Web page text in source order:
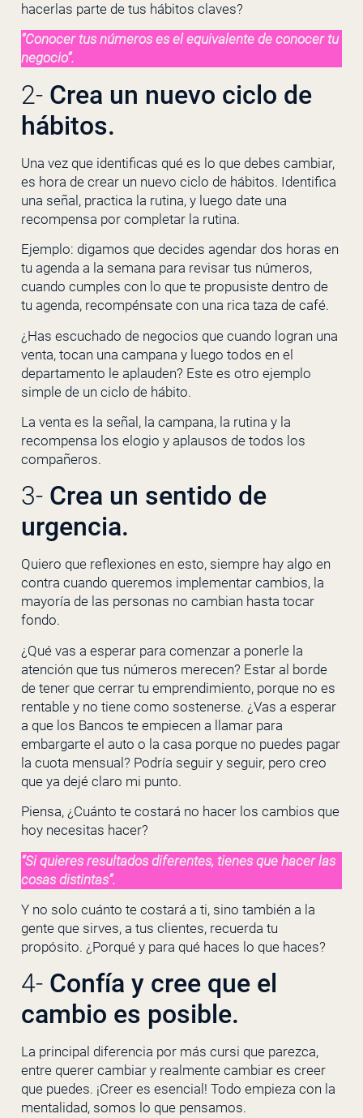
hacerlas parte de tus hábitos claves?
“Conocer tus números es el equivalente de conocer tu
negocio”.
2- Crea un nuevo ciclo de
hábitos.
Una vez que identificas qué es lo que debes cambiar,
es hora de crear un nuevo ciclo de hábitos. Identifica
una señal, practica la rutina, y luego date una
recompensa por completar la rutina.
Ejemplo: digamos que decides agendar dos horas en
tu agenda a la semana para revisar tus números,
cuando cumples con lo que te propusiste dentro de
tu agenda, recompénsate con una rica taza de café.
¿Has escuchado de negocios que cuando logran una
venta, tocan una campana y luego todos en el
departamento le aplauden? Este es otro ejemplo
simple de un ciclo de hábito.
La venta es la señal, la campana, la rutina y la
recompensa los elogio y aplausos de todos los
compañeros.
3- Crea un sentido de
urgencia.
Quiero que reflexiones en esto, siempre hay algo en
contra cuando queremos implementar cambios, la
mayoría de las personas no cambian hasta tocar
fondo.
¿Qué vas a esperar para comenzar a ponerle la
atención que tus números merecen? Estar al borde
de tener que cerrar tu emprendimiento, porque no es
rentable y no tiene como sostenerse. ¿Vas a esperar
a que los Bancos te empiecen a llamar para
embargarte el auto o la casa porque no puedes pagar
la cuota mensual? Podría seguir y seguir, pero creo
que ya dejé claro mi punto.
Piensa, ¿Cuánto te costará no hacer los cambios que
hoy necesitas hacer?
“Si quieres resultados diferentes, tienes que hacer las
cosas distintas”.
Y no solo cuánto te costará a ti, sino también a la
gente que sirves, a tus clientes, recuerda tu
propósito. ¿Porqué y para qué haces lo que haces?
4- Confía y cree que el
cambio es posible.
La principal diferencia por más cursi que parezca,
entre querer cambiar y realmente cambiar es creer
que puedes. ¡Creer es esencial! Todo empieza con la
mentalidad, somos lo que pensamos.